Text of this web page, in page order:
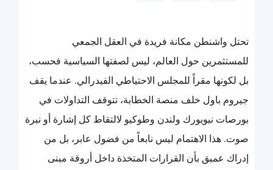
تحتل واشنطن مكانة فريدة في العقل الجمعي
للمستثمرين حول العالم، ليس لصفتها السياسية فحسب،
بل لكونها مقراً للمجلس الاحتياطي الفيدرالي. عندما يقف
جيروم باول خلف منصة الخطابة، تتوقف التداولات في
بورصات نيويورك ولندن وطوكيو لالتقاط كل إشارة أو نبرة
صوت. هذا الاهتمام ليس نابعاً من فضول عابر، بل من
إدراك عميق بأن القرارات المتخذة داخل أروقة مبنى